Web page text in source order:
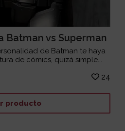
Batman vs Superman
de Batman te haya
de cómics, quizá simple...
24
producto